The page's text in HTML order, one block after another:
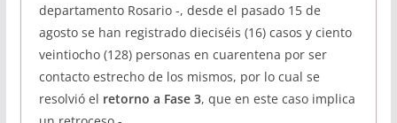
departamento Rosario -, desde el pasado 15 de
agosto se han registrado dieciséis (16) casos y ciento
veintiocho (128) personas en cuarentena por ser
contacto estrecho de los mismos, por lo cual se
resolvió el retorno a Fase 3, que en este caso implica